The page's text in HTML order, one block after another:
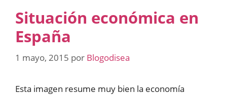
Situación económica en
España
1 mayo, 2015 por Blogodisea
Esta imagen resume muy bien la economía